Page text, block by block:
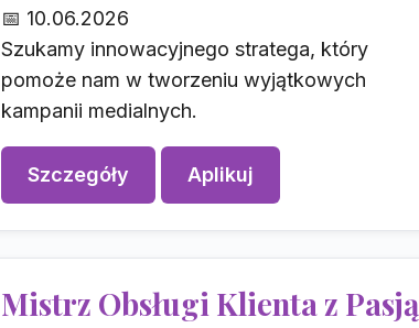
📅 10.06.2026
Szukamy innowacyjnego stratega, który
pomoże nam w tworzeniu wyjątkowych
kampanii medialnych.
Szczegóły Aplikuj
Mistrz Obsługi Klienta z Pasją